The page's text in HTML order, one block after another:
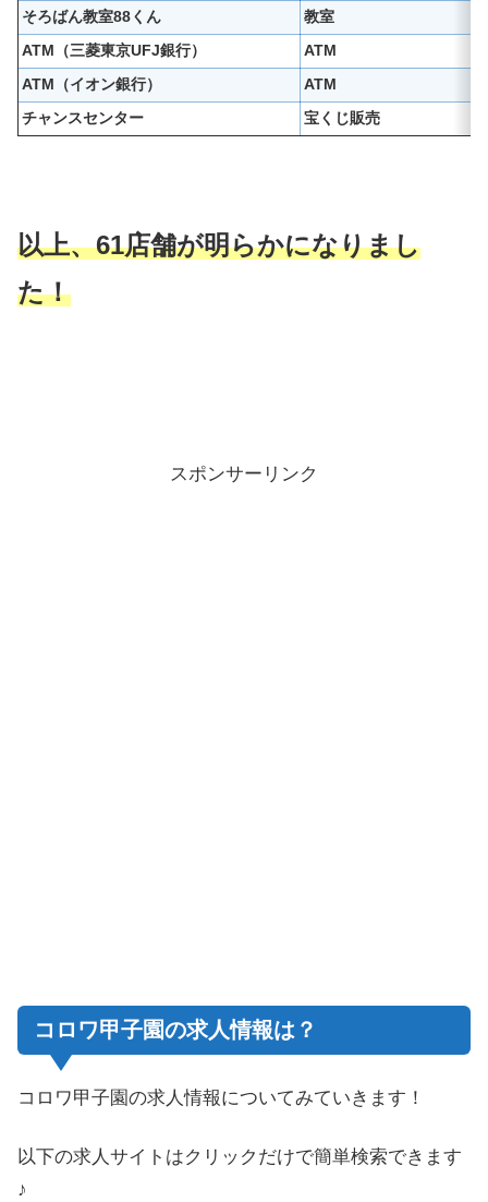
そろばん教室88くん 教室
ATM（三菱東京UFJ銀行） ATM
ATM（イオン銀行） ATM
チャンスセンター 宝くじ販売
以上、61店舗が明らかになりまし
た！
スポンサーリンク
コロワ甲子園の求人情報は？
コロワ甲子園の求人情報についてみていきます！
以下の求人サイトはクリックだけで簡単検索できます
♪